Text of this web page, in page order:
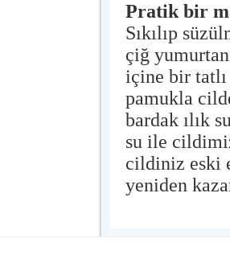
Pratik bir
Sıkılıp
çiğ
içine bir tatlı
pamukla
bardak ılık
su ile
cildiniz eski
yeniden